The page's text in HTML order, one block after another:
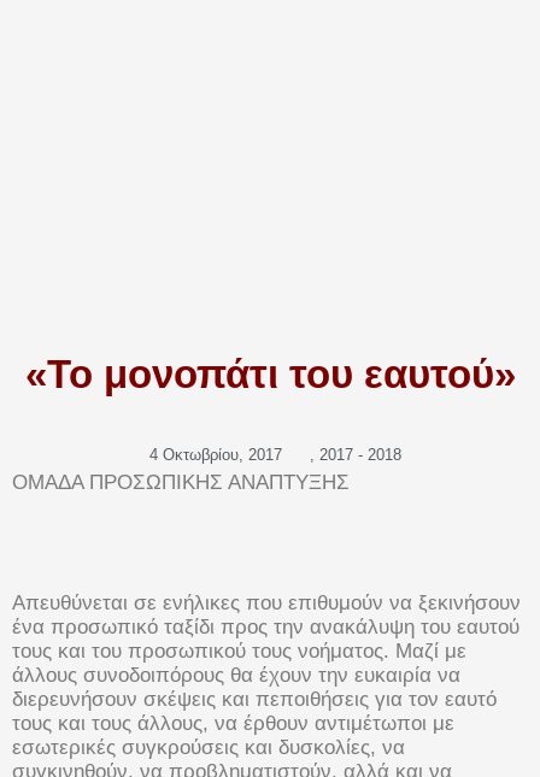
«Το μονοπάτι του εαυτού»
4 Οκτωβρίου, 2017 , 2017 - 2018
ΟΜΑΔΑ ΠΡΟΣΩΠΙΚΗΣ ΑΝΑΠΤΥΞΗΣ
Απευθύνεται σε ενήλικες που επιθυμούν να ξεκινήσουν
ένα προσωπικό ταξίδι προς την ανακάλυψη του εαυτού
τους και του προσωπικού τους νοήματος. Μαζί με
άλλους συνοδοιπόρους θα έχουν την ευκαιρία να
διερευνήσουν σκέψεις και πεποιθήσεις για τον εαυτό
τους και τους άλλους, να έρθουν αντιμέτωποι με
εσωτερικές συγκρούσεις και δυσκολίες, να
συγκινηθούν, να προβληματιστούν, αλλά και να